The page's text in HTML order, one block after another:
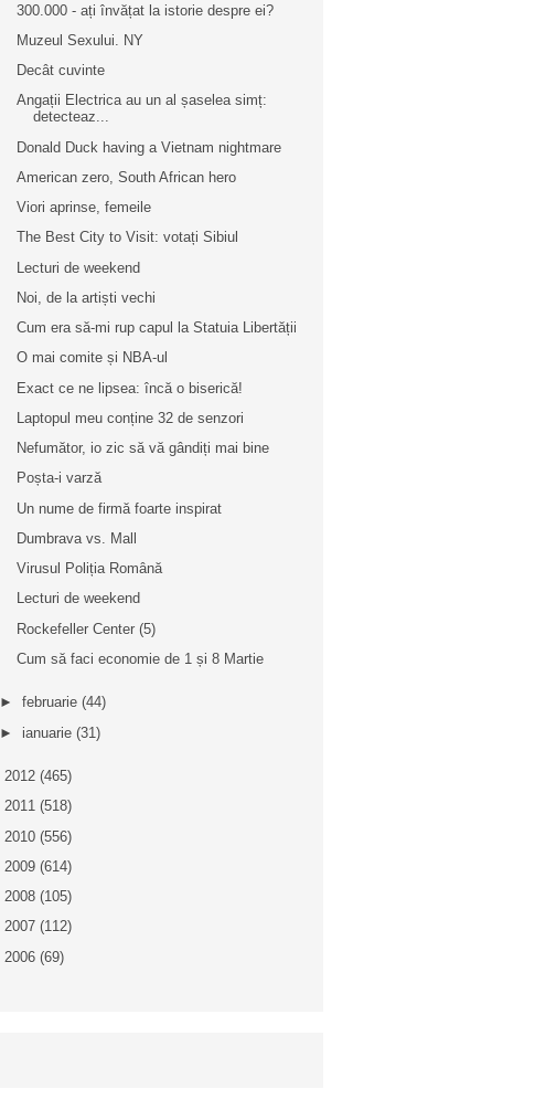
300.000 - ați învățat la istorie despre ei?
Muzeul Sexului. NY
Decât cuvinte
Angații Electrica au un al șaselea simț:
detecteaz...
Donald Duck having a Vietnam nightmare
American zero, South African hero
Viori aprinse, femeile
The Best City to Visit: votați Sibiul
Lecturi de weekend
Noi, de la artiști vechi
Cum era să-mi rup capul la Statuia Libertății
O mai comite și NBA-ul
Exact ce ne lipsea: încă o biserică!
Laptopul meu conține 32 de senzori
Nefumător, io zic să vă gândiți mai bine
Poșta-i varză
Un nume de firmă foarte inspirat
Dumbrava vs. Mall
Virusul Poliția Română
Lecturi de weekend
Rockefeller Center (5)
Cum să faci economie de 1 și 8 Martie
► februarie (44)
► ianuarie (31)
2012 (465)
2011 (518)
2010 (556)
2009 (614)
2008 (105)
2007 (112)
2006 (69)